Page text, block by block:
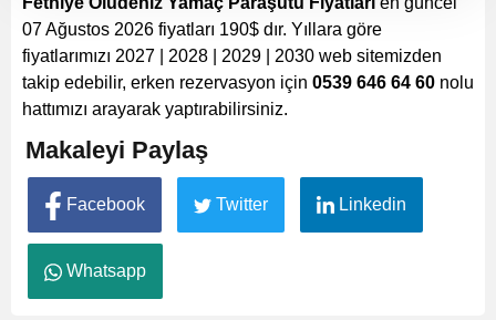
07 Ağustos 2026 fiyatları 190$ dır. Yıllara göre
fiyatlarımızı 2027 | 2028 | 2029 | 2030 web sitemizden
takip edebilir, erken rezervasyon için 0539 646 64 60 nolu
hattımızı arayarak yaptırabilirsiniz.
Makaleyi Paylaş
Facebook Twitter Linkedin
Whatsapp